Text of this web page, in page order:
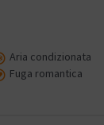
Aria condizionata
Fuga romantica